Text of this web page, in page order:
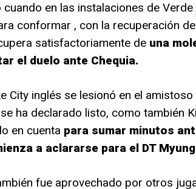
en las instalaciones de
conformar , con la recuperación
satisfactoriamente de una
el duelo ante Chequia.
City inglés se lesionó en el
ha declarado listo, como también
en cuenta para sumar minutos
a aclararse para el DT
fue aprovechado por otros